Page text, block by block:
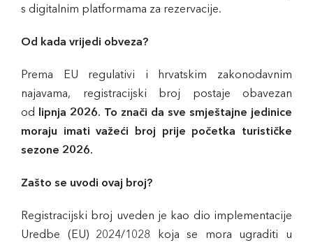
s digitalnim platformama za rezervacije.
Od kada vrijedi obveza?
Prema EU regulativi i hrvatskim zakonodavnim
najavama, registracijski broj postaje obavezan
od lipnja 2026. To znači da sve smještajne jedinice
moraju imati važeći broj prije početka turističke
sezone 2026.
Zašto se uvodi ovaj broj?
Registracijski broj uveden je kao dio implementacije
Uredbe (EU) 2024/1028 koja se mora ugraditi u